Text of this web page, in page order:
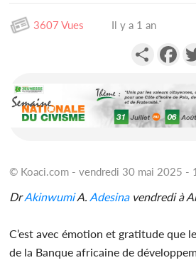
3607 Vues Il y a 1 an
Partager
© Koaci.com - vendredi 30 mai 2025 -
DrAkinwumiA. Adesinavendredi à
C’est avec émotion et gratitude que
de la Banque africaine de